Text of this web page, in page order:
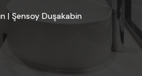
| Şensoy Duşakabin